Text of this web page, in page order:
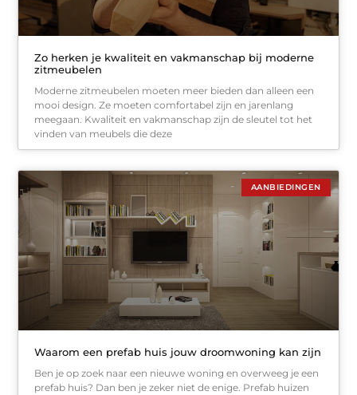
Zo herken je kwaliteit en vakmanschap bij moderne
zitmeubelen
Moderne zitmeubelen moeten meer bieden dan alleen een
mooi design. Ze moeten comfortabel zijn en jarenlang
meegaan. Kwaliteit en vakmanschap zijn de sleutel tot het
vinden van meubels die deze
AANBIEDINGEN
Waarom een prefab huis jouw droomwoning kan zijn
Ben je op zoek naar een nieuwe woning en overweeg je een
prefab huis? Dan ben je zeker niet de enige. Prefab huizen